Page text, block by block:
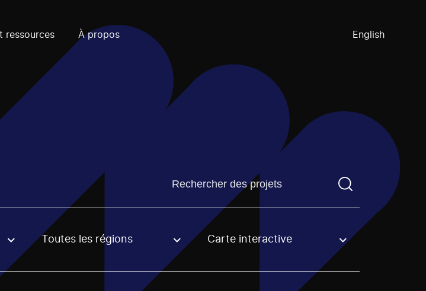
ressources À propos English
Trouvez un projetVous devez saisir un terme de
will be applied when selecting an option.
Toutes les régions Carte interactive